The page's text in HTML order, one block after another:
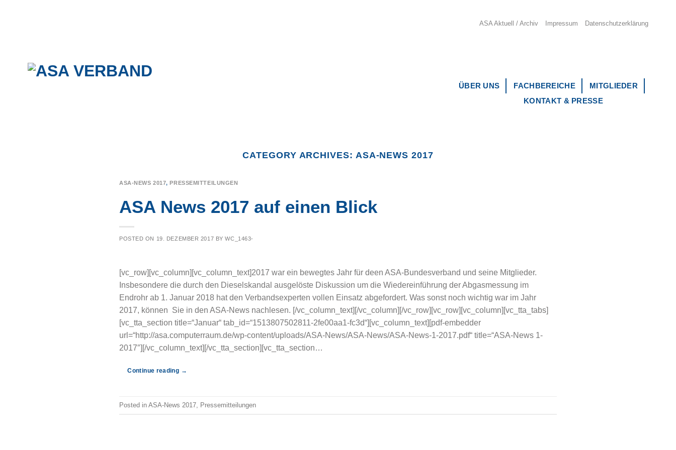
ASA Aktuell / Archiv Impressum Datenschutzerklärung
ÜBER UNS FACHBEREICHE
MITGLIEDER
KONTAKT & PRESSE
CATEGORY ARCHIVES: ASA-NEWS 2017
ASA-NEWS 2017,PRESSEMITTEILUNGEN
ASA News 2017 auf einen Blick
POSTED ON 19. DEZEMBER 2017 BYWC_1463-
[vc_row][vc_column][vc_column_text]2017 war ein bewegtes Jahr für deen ASA-Bundesverband und seine Mitglieder.
Insbesondere die durch den Dieselskandal ausgelöste Diskussion um die Wiedereinführung der Abgasmessung im
Endrohr ab 1. Januar 2018 hat den Verbandsexperten vollen Einsatz abgefordert. Was sonst noch wichtig war im Jahr
2017, können Sie in den ASA-News nachlesen. [/vc_column_text][/vc_column][/vc_row][vc_row][vc_column][vc_tta_tabs]
[vc_tta_section title=“Januar“ tab_id=“1513807502811-2fe00aa1-fc3d“][vc_column_text][pdf-embedder
url=“http://asa.computerraum.de/wp-content/uploads/ASA-News/ASA-News/ASA-News-1-2017.pdf“ title=“ASA-News 1-
2017″][/vc_column_text][/vc_tta_section][vc_tta_section…
Continue reading →
Posted in ASA-News 2017 Pressemitteilungen